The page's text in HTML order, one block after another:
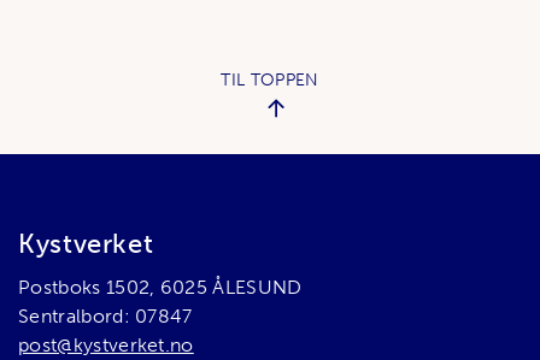
TIL TOPPEN
Bunnområde
Kystverket
Postboks 1502, 6025 ÅLESUND
Sentralbord: 07847
post@kystverket.no